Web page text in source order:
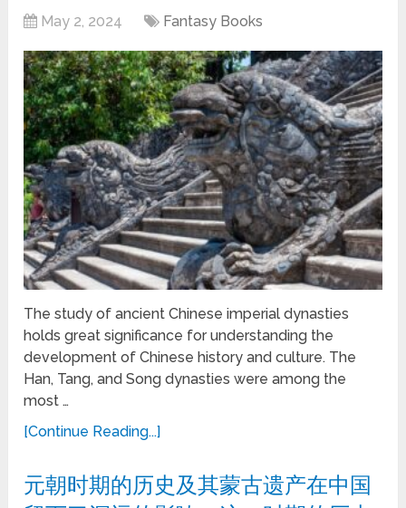
May 2, 2024 Fantasy Books
The study of ancient Chinese imperial dynasties
holds great significance for understanding the
development of Chinese history and culture. The
Han, Tang, and Song dynasties were among the
most …
[Continue Reading...]
元朝时期的历史及其蒙古遗产在中国